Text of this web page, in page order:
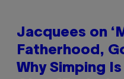
Jacquees on
Fatherhood,
Why Simping